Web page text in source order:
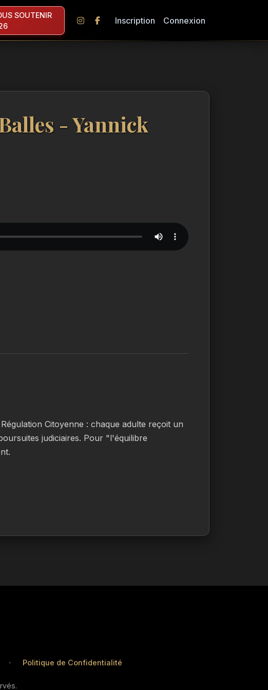
SOUTENIR
Inscription Connexion
- Yannick
Citoyenne : chaque adulte reçoit un
judiciaires. Pour "l'équilibre
· Politique de Confidentialité